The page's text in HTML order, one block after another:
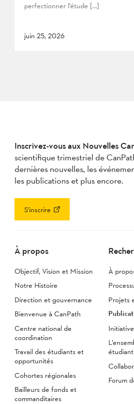
perfectionner l’étude […]
juin 25, 2026
Inscrivez-vous aux Nouvelles
scientifique trimestriel de
dernières nouvelles, les
les publications et plus encore.
S’inscrire
À propos
Objectif, Vision et Mission
Notre Histoire
Direction et gouvernance
Bienvenue à CanPath
Centre national de
coordination
Travail des étudiants et
opportunités
Cohortes régionales
Bailleurs de fonds et
commanditaires
À
Projets
Forum